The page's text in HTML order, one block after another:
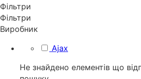
Фільтри
Фільтри
Виробник
Ajax
Не знайдено елементів що